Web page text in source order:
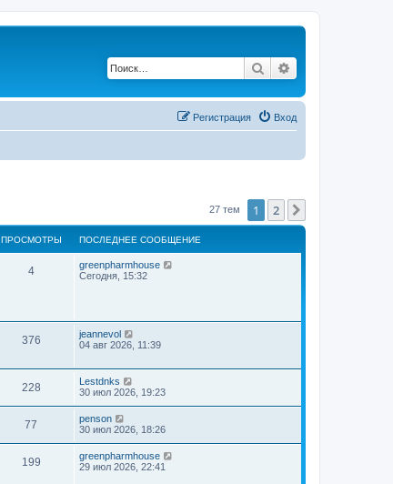
Поиск
Вход
Регистрация
27 тем 1 2
ПРОСМОТРЫ ПОСЛЕДНЕЕ СООБЩЕНИЕ
4
greenpharmhouse
Сегодня, 15:32
376
jeannevol
04 авг 2026, 11:39
228
Lestdnks
30 июл 2026, 19:23
77
penson
30 июл 2026, 18:26
199
greenpharmhouse
29 июл 2026, 22:41